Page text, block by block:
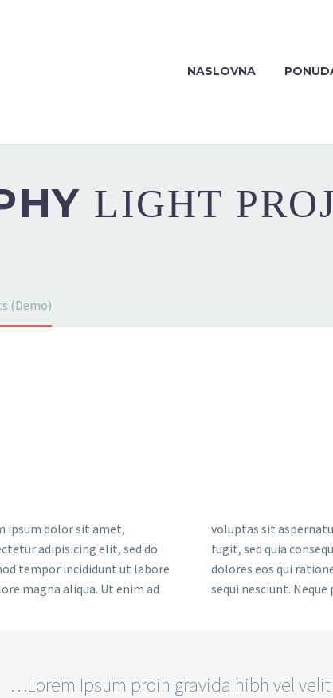
NASLOVNA
LIGHT
(Demo)
ipsum dolor sit amet,
adipisicing elit, sed do
tempor incididunt ut labore
magna aliqua. Ut enim ad
voluptas sit
fugit, sed quia
dolores eos qui
sequi nesciunt. Neque
…Lorem Ipsum proin gravida nibh vel